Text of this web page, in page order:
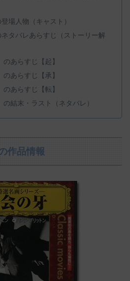
場人物（キャスト）
タバレあらすじ（ストーリー解
あらすじ【起】
あらすじ【承】
あらすじ【転】
結末・ラスト（ネタバレ）
作品情報